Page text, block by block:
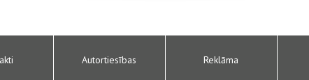
Autortiesības Reklāma